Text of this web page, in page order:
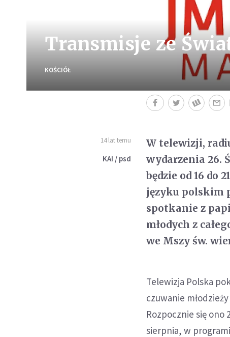
Transmisje ze
KOŚCIÓŁ
14 lat temu
KAI / psd
W telewizji,
wydarzenia 26.
będzie od 16 do
języku polskim
spotkanie z
młodych z
we Mszy św.
Telewizja Polska
czuwanie
Rozpocznie się ono
sierpnia, w